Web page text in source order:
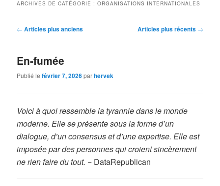
ARCHIVES DE CATÉGORIE :ORGANISATIONS INTERNATIONALES
Navigation
← Articles plus anciens Articles plus récents →
En-fumée
Publié lefévrier 7, 2026parhervek
Voici à quoi ressemble la tyrannie dans le monde
moderne. Elle se présente sous la forme d’un
dialogue, d’un consensus et d’une expertise. Elle est
imposée par des personnes qui croient sincèrement
ne rien faire du tout. − DataRepublican